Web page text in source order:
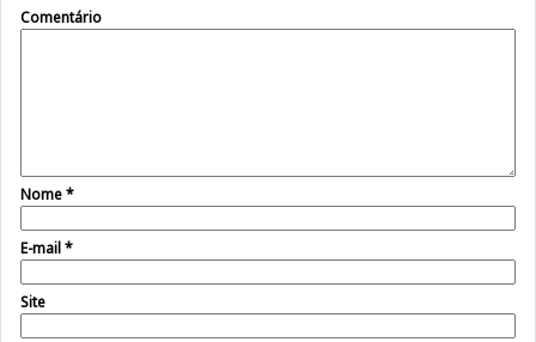
Comentário
Nome*
E-mail*
Site